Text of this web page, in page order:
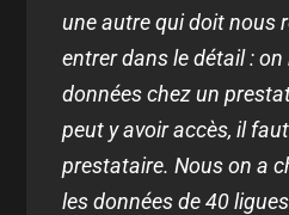
une autre qui doit nous
entrer dans le détail :
données chez un
peut y avoir accès, il
prestataire. Nous on a
les données de 40